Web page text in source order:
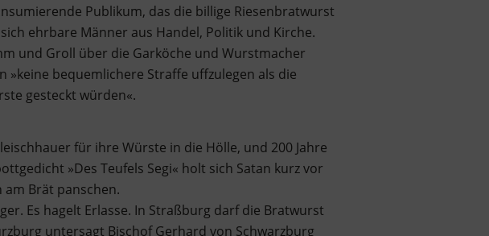
Publikum, das die billige Riesenbratwurst
ehrbare Männer aus Handel, Politik und Kirche.
und Groll über die Garköche und Wurstmacher
bequemlichere Straffe uffzulegen als die
gesteckt würden«.
für ihre Würste in die Hölle, und 200 Jahre
»Des Teufels Segi« holt sich Satan kurz vor
Brät panschen.
Es hagelt Erlasse. In Straßburg darf die Bratwurst
untersagt Bischof Gerhard von Schwarzburg